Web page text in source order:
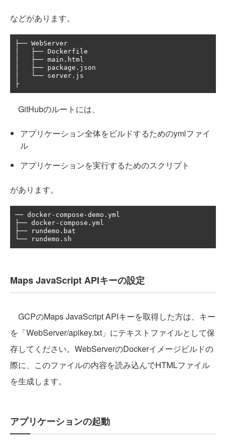
などがあります。
├── WebServer
│   ├── Dockerfile
│   ├── main.html
│   ├── package.json
│   └── server.js
GitHubのルートには、
アプリケーション全体をビルドするためのymlファイ
ル
アプリケーションを実行するためのスクリプト
があります。
── docker-compose-demo.yml
├── docker-compose.yml
├── rundemo.bat
Maps JavaScript APIキーの設定
GCPのMaps JavaScript APIキーを取得した方は、キー
を「WebServer/apikey.txt」にテキストファイルとして保
存してください。WebServerのDockerイメージビルドの
際に、このファイルの内容を読み込んでHTMLファイル
を生成します。
アプリケーションの起動